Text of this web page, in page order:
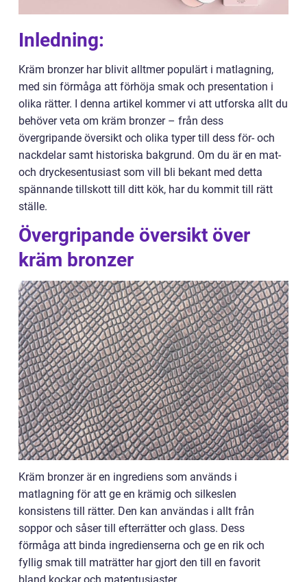
Inledning:
Kräm bronzer har blivit alltmer populärt i matlagning,
med sin förmåga att förhöja smak och presentation i
olika rätter. I denna artikel kommer vi att utforska allt du
behöver veta om kräm bronzer – från dess
övergripande översikt och olika typer till dess för- och
nackdelar samt historiska bakgrund. Om du är en mat-
och dryckesentusiast som vill bli bekant med detta
spännande tillskott till ditt kök, har du kommit till rätt
ställe.
Övergripande översikt över
kräm bronzer
Kräm bronzer är en ingrediens som används i
matlagning för att ge en krämig och silkeslen
konsistens till rätter. Den kan användas i allt från
soppor och såser till efterrätter och glass. Dess
förmåga att binda ingredienserna och ge en rik och
fyllig smak till maträtter har gjort den till en favorit